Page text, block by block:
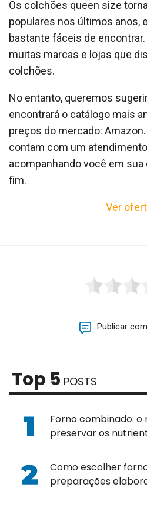
Os colchões queen size
populares nos últimos anos,
bastante fáceis de
muitas marcas e lojas que
colchões.
No entanto, queremos
encontrará o catálogo mais
preços do mercado:
contam com um
acompanhando você em
fim.
Ver
Publicar
Top 5 POSTS
Forno combinado:
preservar os
Como escolher
preparações